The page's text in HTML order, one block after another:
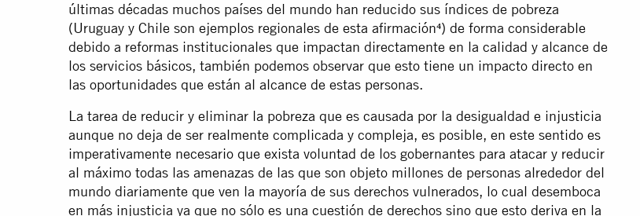
últimas décadas muchos países del mundo han reducido sus índices de pobreza
(Uruguay y Chile son ejemplos regionales de esta afirmación⁴) de forma considerable
debido a reformas institucionales que impactan directamente en la calidad y alcance de
los servicios básicos, también podemos observar que esto tiene un impacto directo en
las oportunidades que están al alcance de estas personas.
La tarea de reducir y eliminar la pobreza que es causada por la desigualdad e injusticia
aunque no deja de ser realmente complicada y compleja, es posible, en este sentido es
imperativamente necesario que exista voluntad de los gobernantes para atacar y reducir
al máximo todas las amenazas de las que son objeto millones de personas alrededor del
mundo diariamente que ven la mayoría de sus derechos vulnerados, lo cual desemboca
en más injusticia ya que no sólo es una cuestión de derechos sino que esto deriva en la